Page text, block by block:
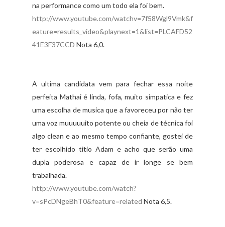
na performance como um todo ela foi bem.
http://www.youtube.com/watchv=7f58Wgl9Vmk&f
eature=results_video&playnext=1&list=PLCAFD52
41E3F37CCD Nota 6,0.
A ultima candidata vem para fechar essa noite
perfeita Mathai é linda, fofa, muito simpatica e fez
uma escolha de musica que a favoreceu por não ter
uma voz muuuuuito potente ou cheia detécnica foi
algo clean e ao mesmo tempo confiante, gostei de
ter escolhido titio Adam e acho que serão uma
dupla poderosa e capaz de ir longe se bem
trabalhada.
http://www.youtube.com/watch?
v=sPcDNgeBhT0&feature=related Nota 6,5.